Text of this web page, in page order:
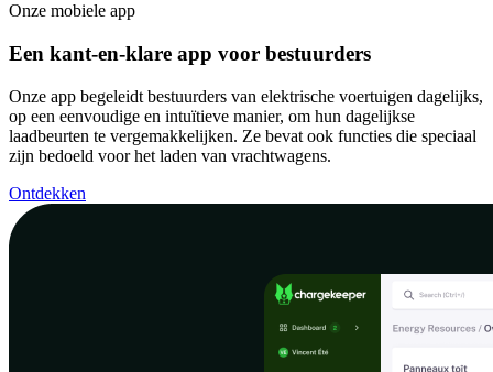
Onze mobiele app
Een kant-en-klare app voor bestuurders
Onze app begeleidt bestuurders van elektrische voertuigen dagelijks,
op een eenvoudige en intuïtieve manier, om hun dagelijkse
laadbeurten te vergemakkelijken. Ze bevat ook functies die speciaal
zijn bedoeld voor het laden van vrachtwagens.
Ontdekken